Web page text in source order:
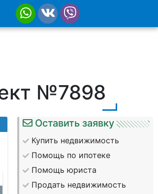
№7898
Оставить заявку
Купить недвижимость
Помощь по ипотеке
Помощь юриста
Продать недвижимость